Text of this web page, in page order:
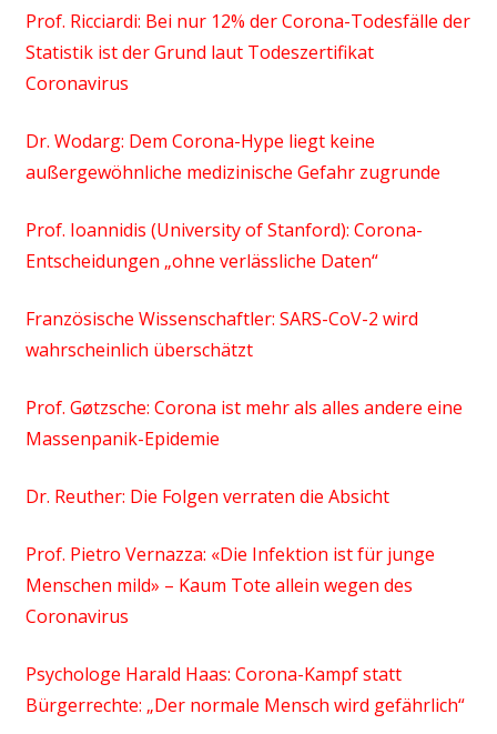
Prof. Ricciardi: Bei nur 12% der Corona-Todesfälle der
Statistik ist der Grund laut Todeszertifikat
Coronavirus
Dr. Wodarg: Dem Corona-Hype liegt keine
außergewöhnliche medizinische Gefahr zugrunde
Prof. Ioannidis (University of Stanford): Corona-
Entscheidungen „ohne verlässliche Daten“
Französische Wissenschaftler: SARS-CoV-2 wird
wahrscheinlich überschätzt
Prof. Gøtzsche: Corona ist mehr als alles andere eine
Massenpanik-Epidemie
Dr. Reuther: Die Folgen verraten die Absicht
Prof. Pietro Vernazza: «Die Infektion ist für junge
Menschen mild» – Kaum Tote allein wegen des
Coronavirus
Psychologe Harald Haas: Corona-Kampf statt
Bürgerrechte: „Der normale Mensch wird gefährlich“